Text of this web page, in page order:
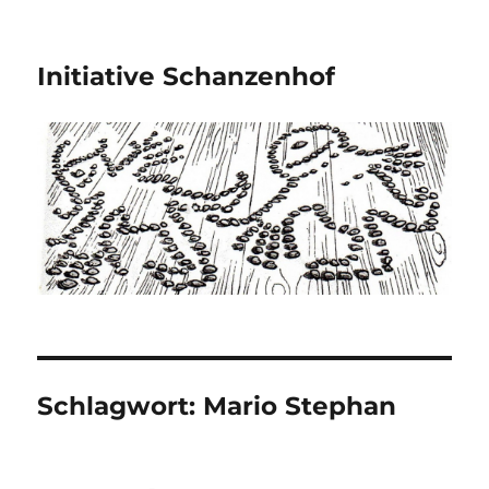
Initiative Schanzenhof
Schlagwort: Mario Stephan